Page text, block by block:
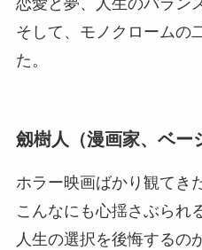
恋愛と夢、人生のバラン
そして、モノクロームの
た。
劔樹人（漫画家、ベー
ホラー映画ばかり観てき
こんなにも心揺さぶられ
人生の選択を後悔するの